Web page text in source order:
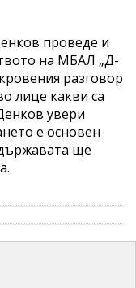
проведе и
на МБАЛ „Д-
разговор
лице какви са
увери
е основен
ще